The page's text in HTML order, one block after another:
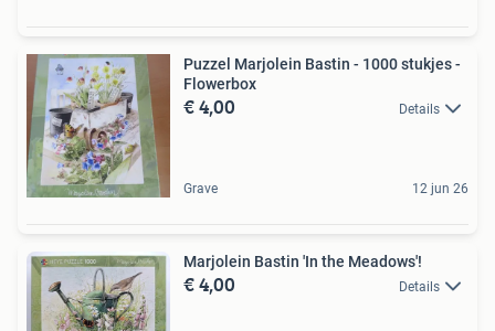
Puzzel Marjolein Bastin - 1000 stukjes -
Flowerbox
€ 4,00 Details
Grave 12 jun 26
Marjolein Bastin 'In the Meadows'!
€ 4,00 Details